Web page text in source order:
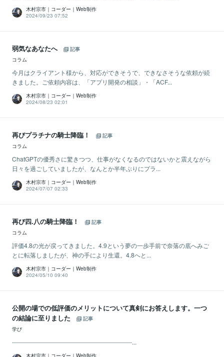
木村宗市｜コーダー｜Web制作
2024/09/23 07:52
弱気なあなたへ
記事
コラム
今月はクライアント様から、対応ができそうで、できなさそうな依頼が続
きました。ご依頼内容は、「アプリ開発の相談」・「ACF...
木村宗市｜コーダー｜Web制作
2024/08/23 02:01
再びプラチナの騎士降臨！
記事
コラム
ChatGPTの優秀さに驚きつつ、仕事がなくなるのではないかと震えながら
日々を過ごしていましたが、なんとか半年ぶりにプラ...
木村宗市｜コーダー｜Web制作
2024/07/07 02:33
再び四.八の騎士降臨！
記事
コラム
評価4.8の光が戻ってきました。4.9という夢の一歩手前で奈落の底へみご
とに転落しましたが、神の手により生還。4.8へと...
木村宗市｜コーダー｜Web制作
2024/05/10 09:40
公開の場での低評価のメリットについて真剣にお答えします。一つ
の結論に至りました
記事
学び
------------------------------------------------------------...
木村宗市｜コーダー｜Web制作